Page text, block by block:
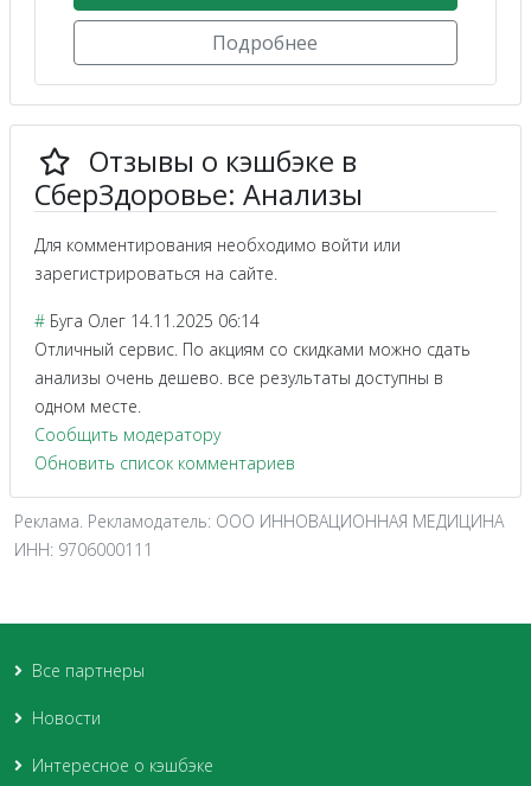
Подробнее
Отзывы о кэшбэке в
СберЗдоровье: Анализы
Для комментирования необходимо войти или
зарегистрироваться на сайте.
# Буга Олег 14.11.2025 06:14
Отличный сервис. По акциям со скидками можно сдать
анализы очень дешево. все результаты доступны в
одном месте.
Сообщить модератору
Обновить список комментариев
Реклама. Рекламодатель: ООО ИННОВАЦИОННАЯ МЕДИЦИНА
ИНН: 9706000111
Все партнеры
Новости
Интересное о кэшбэке